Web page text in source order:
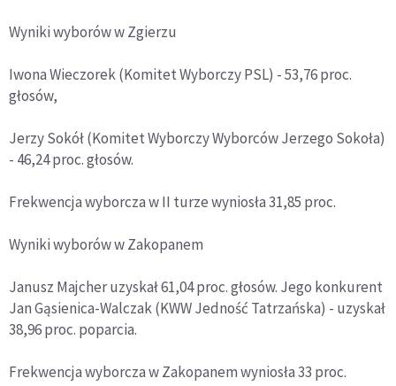
Wyniki wyborów w Zgierzu
Iwona Wieczorek (Komitet Wyborczy PSL) - 53,76 proc.
głosów,
Jerzy Sokół (Komitet Wyborczy Wyborców Jerzego Sokoła)
- 46,24 proc. głosów.
Frekwencja wyborcza w II turze wyniosła 31,85 proc.
Wyniki wyborów w Zakopanem
Janusz Majcher uzyskał 61,04 proc. głosów. Jego konkurent
Jan Gąsienica-Walczak (KWW Jedność Tatrzańska) - uzyskał
38,96 proc. poparcia.
Frekwencja wyborcza w Zakopanem wyniosła 33 proc.